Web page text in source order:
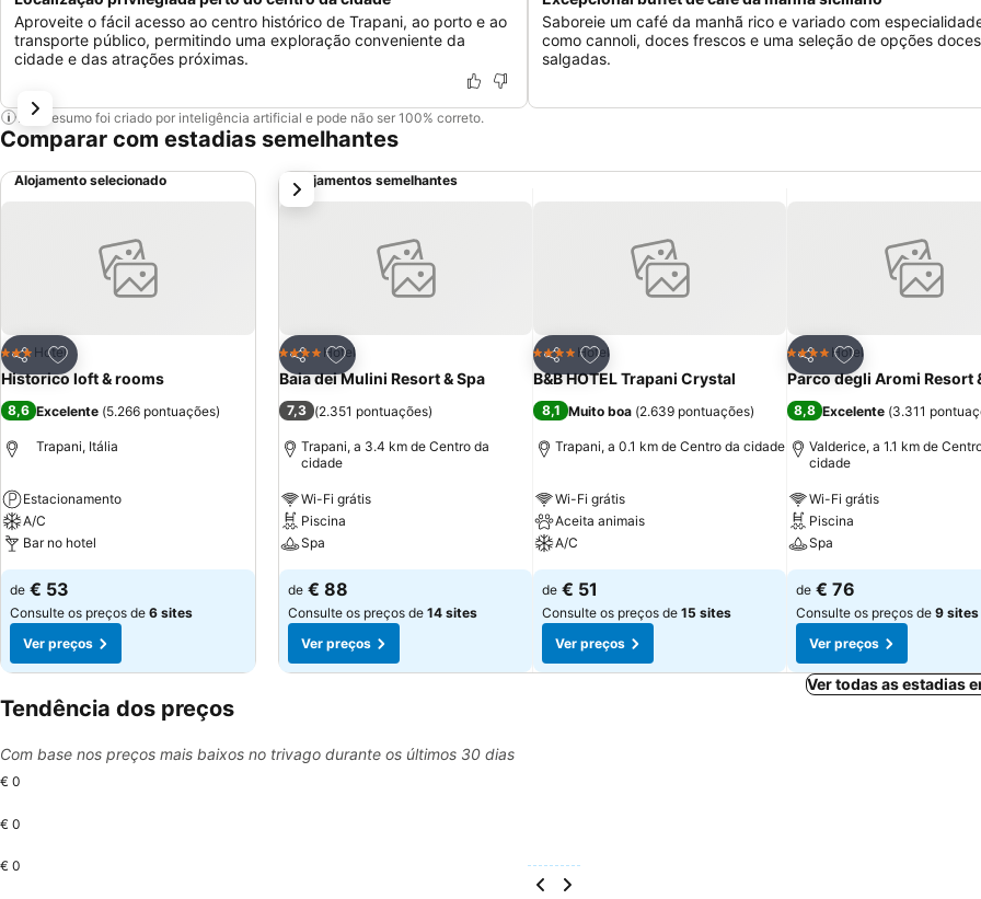
Aproveite o fácil acesso ao centro histórico de Trapani, ao porto e ao
transporte público, permitindo uma exploração conveniente da
cidade e das atrações próximas.
Saboreie um café da manhã rico e variado com
como cannoli, doces frescos e uma seleção de opções
salgadas.
Este resumo foi criado por inteligência artificial e pode não ser 100% correto.
Comparar com estadias semelhantes
Alojamento selecionado
Partilhar
Adicionar aos favoritos
3 Estrelas
Hotel
Historico loft & rooms
8,6 Excelente (5.266 pontuações)
Trapani, Itália
Estacionamento
A/C
Bar no hotel
de € 53
Consulte os preços de 6 sites
Ver preços
Alojamentos semelhantes
Partilhar
Adicionar aos favoritos
4 EstrelasHotel
Baia dei Mulini Resort & Spa
7,3 (2.351 pontuações)
Trapani, a 3.4 km de Centro da
cidade
Wi-Fi grátis
Piscina
Spa
de € 88
Consulte os preços de 14 sites
Ver preços
Partilhar
Adicionar aos favoritos
4 EstrelasHotel
B&B HOTEL Trapani Crystal
8,1 Muito boa (2.639 pontuações)
Trapani, a 0.1 km de Centro da cidade
Wi-Fi grátis
Aceita animais
A/C
de € 51
Consulte os preços de 15 sites
Ver preços
Partilhar
Adicionar aos
4 EstrelasHotel
Parco degli Aromi Resort
8,8 Excelente (3.311
Valderice, a 1.1 km de
cidade
Wi-Fi grátis
Piscina
Spa
de € 76
Consulte os preços de 9 sites
Ver preços
próximo
Ver todas as estadias
Tendência dos preços
Com base nos preços mais baixos no trivago durante os últimos 30 dias
€ 0
€ 0
€ 0